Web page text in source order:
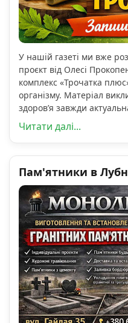
У нашій газеті ми вже
проєкт від Олесі
комплекс «Трочатка
організму. Матеріал
здоров’я завжди
Читати далі...
Пам'ятники в